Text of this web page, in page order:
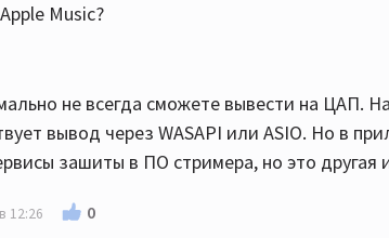
Music?
не всегда сможете вывести на ЦАП.
вывод через WASAPI или ASIO. Но в
зашиты в ПО стримера, но это другая
12:26 0